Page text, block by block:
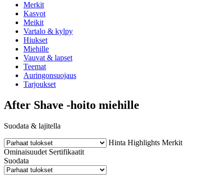
Merkit
Kasvot
Meikit
Vartalo & kylpy
Hiukset
Miehille
Vauvat & lapset
Teemat
Auringonsuojaus
Tarjoukset
After Shave -hoito miehille
Suodata & lajitella
Hinta Highlights Merkit
Ominaisuudet Sertifikaatit
Suodata